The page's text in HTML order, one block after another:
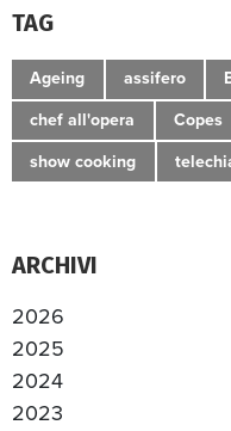
TAG
Ageing assifero
chef all'opera Copes
show cooking
ARCHIVI
2026
2025
2024
2023